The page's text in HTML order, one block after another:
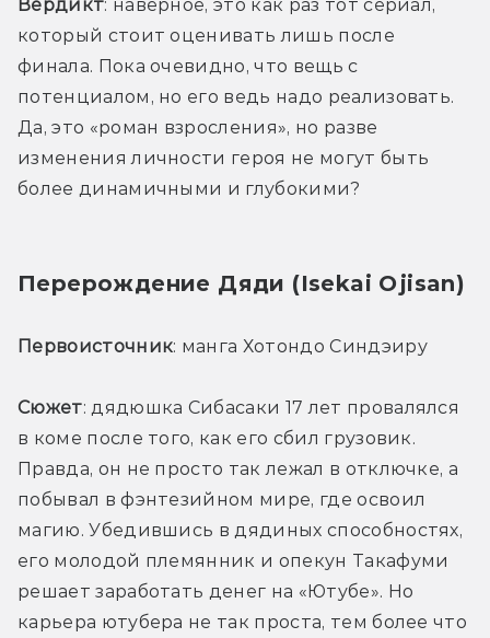
Вердикт: наверное, это как раз тот сериал,
который стоит оценивать лишь после
финала. Пока очевидно, что вещь с
потенциалом, но его ведь надо реализовать.
Да, это «роман взросления», но разве
изменения личности героя не могут быть
более динамичными и глубокими?
Перерождение Дяди (Isekai Ojisan)
Первоисточник: манга Хотондо Синдэиру
Сюжет: дядюшка Сибасаки 17 лет провалялся
в коме после того, как его сбил грузовик.
Правда, он не просто так лежал в отключке, а
побывал в фэнтезийном мире, где освоил
магию. Убедившись в дядиных способностях,
его молодой племянник и опекун Такафуми
решает заработать денег на «Ютубе». Но
карьера ютубера не так проста, тем более что